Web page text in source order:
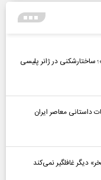
ساختارشکنی در ژانر پلیسی
داستانی معاصر ایران
غافلگیر نمی‌کند